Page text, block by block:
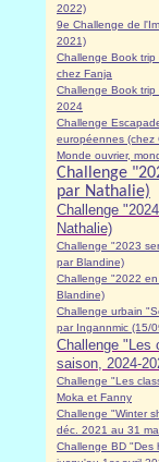
2022)
9e Challenge de
2021)
Challenge Book
chez Fanja
Challenge Book
2024
Challenge
européennes (chez
Monde ouvrier,
Challenge
par Nathalie)
Challenge
Nathalie)
Challenge "2023
par Blandine)
Challenge "2022
Blandine)
Challenge urbain
par Ingannmic (15/
Challenge "Les
saison, 2024-
Challenge "Les
Moka et Fanny
Challenge "Winter
déc. 2021 au 31
Challenge BD "Des